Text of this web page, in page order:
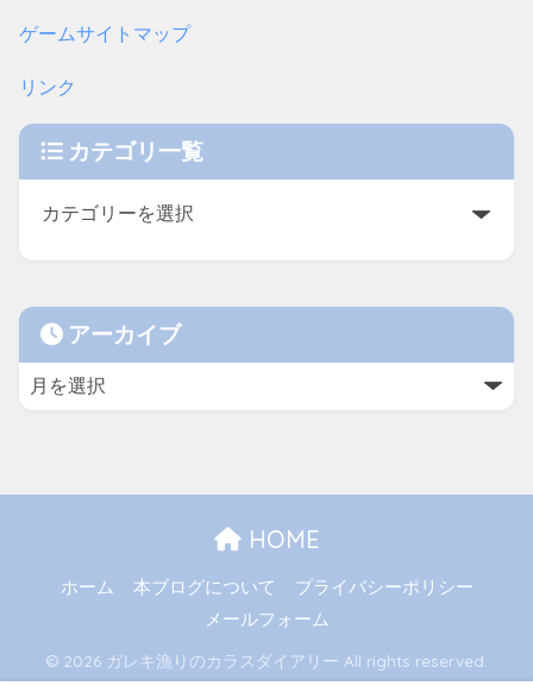
ゲームサイトマップ
リンク
カテゴリ一覧
アーカイブ
HOME
ホーム 本ブログについて
プライバシーポリシー
メールフォーム
© 2026 ガレキ漁りのカラスダイアリー All rights reserved.